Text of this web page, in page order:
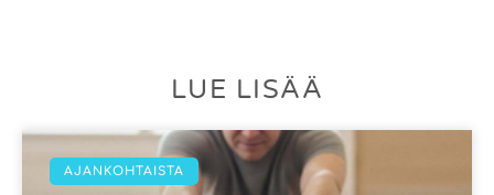
LUE LISÄÄ
AJANKOHTAISTA